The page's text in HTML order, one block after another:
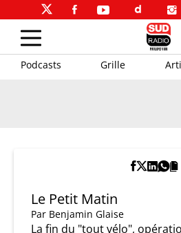
Podcasts Grille
Le Petit Matin
Par Benjamin Glaise
La fin du "tout vélo",